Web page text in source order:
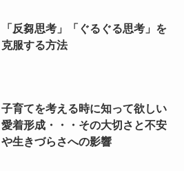
「反芻思考」「ぐるぐる思考」を
克服する方法
子育てを考える時に知って欲しい
愛着形成・・・その大切さと不安
や生きづらさへの影響